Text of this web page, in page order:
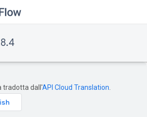
tradotta dall'API Cloud Translation